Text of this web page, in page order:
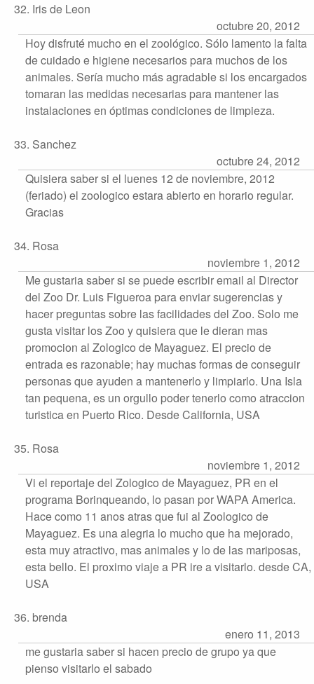
32. Iris de Leon
octubre 20, 2012
Hoy disfruté mucho en el zoológico. Sólo lamento la falta
de cuidado e higiene necesarios para muchos de los
animales. Sería mucho más agradable si los encargados
tomaran las medidas necesarias para mantener las
instalaciones en óptimas condiciones de limpieza.
33. Sanchez
octubre 24, 2012
Quisiera saber si el luenes 12 de noviembre, 2012
(feriado) el zoologico estara abierto en horario regular.
Gracias
34. Rosa
noviembre 1, 2012
Me gustaria saber si se puede escribir email al Director
del Zoo Dr. Luis Figueroa para enviar sugerencias y
hacer preguntas sobre las facilidades del Zoo. Solo me
gusta visitar los Zoo y quisiera que le dieran mas
promocion al Zologico de Mayaguez. El precio de
entrada es razonable; hay muchas formas de conseguir
personas que ayuden a mantenerlo y limpiarlo. Una Isla
tan pequena, es un orgullo poder tenerlo como atraccion
turistica en Puerto Rico. Desde California, USA
35. Rosa
noviembre 1, 2012
Vi el reportaje del Zologico de Mayaguez, PR en el
programa Borinqueando, lo pasan por WAPA America.
Hace como 11 anos atras que fui al Zoologico de
Mayaguez. Es una alegria lo mucho que ha mejorado,
esta muy atractivo, mas animales y lo de las mariposas,
esta bello. El proximo viaje a PR ire a visitarlo. desde CA,
USA
36. brenda
enero 11, 2013
me gustaria saber si hacen precio de grupo ya que
pienso visitarlo el sabado